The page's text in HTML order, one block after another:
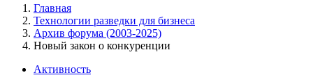
Главная
Технологии разведки для бизнеса
Архив форума (2003-2025)
Новый закон о конкуренции
Активность